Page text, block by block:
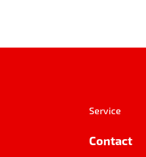
Service
Contact